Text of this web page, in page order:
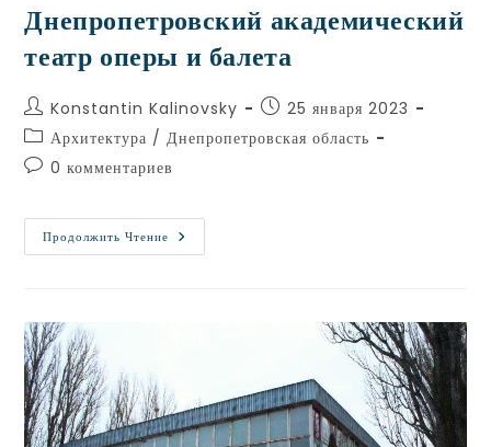
Днепропетровский академический
театр оперы и балета
Konstantin Kalinovsky
25 января 2023
Архитектура / Днепропетровская область
0 комментариев
Продолжить Чтение